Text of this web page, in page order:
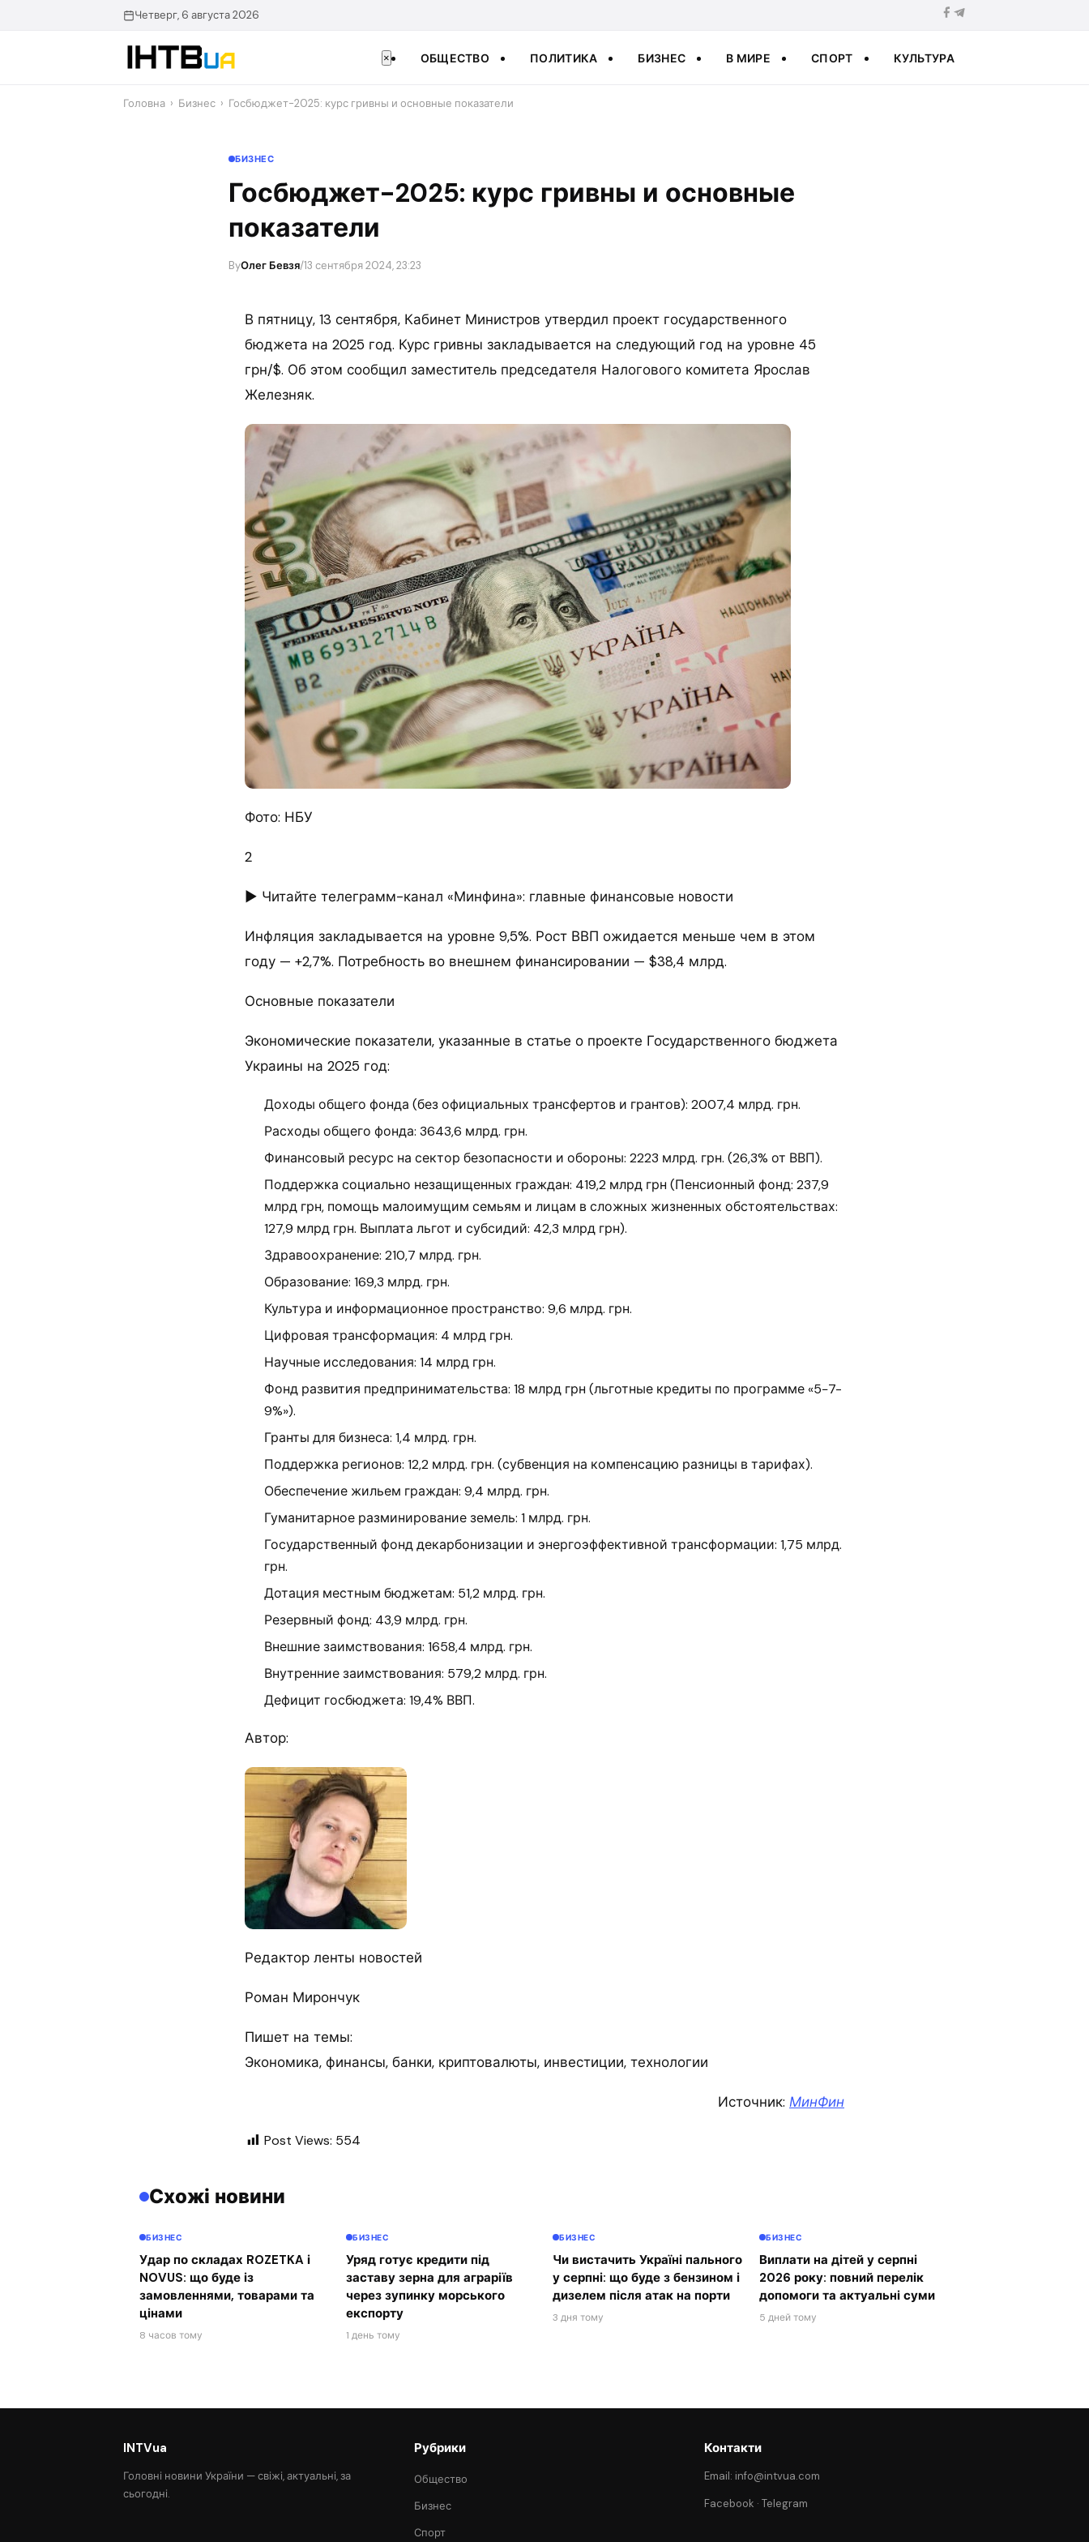
Четверг, 6 августа 2026
× ОБЩЕСТВО ПОЛИТИКА БИЗНЕС В МИРЕ СПОРТ КУЛЬТУРА
Головна › Бизнес › Госбюджет-2025: курс гривны и основные показатели
БИЗНЕС
Госбюджет-2025: курс гривны и основные
показатели
ByОлег Бевзя/13 сентября 2024, 23:23
В пятницу, 13 сентября, Кабинет Министров утвердил проект государственного
бюджета на 2025 год. Курс гривны закладывается на следующий год на уровне 45
грн/$. Об этом сообщил заместитель председателя Налогового комитета Ярослав
Железняк.
Фото: НБУ
2
► Читайте телеграмм-канал «Минфина»: главные финансовые новости
Инфляция закладывается на уровне 9,5%. Рост ВВП ожидается меньше чем в этом
году — +2,7%. Потребность во внешнем финансировании — $38,4 млрд.
Основные показатели
Экономические показатели, указанные в статье о проекте Государственного бюджета
Украины на 2025 год:
Доходы общего фонда (без официальных трансфертов и грантов): 2007,4 млрд. грн.
Расходы общего фонда: 3643,6 млрд. грн.
Финансовый ресурс на сектор безопасности и обороны: 2223 млрд. грн. (26,3% от ВВП).
Поддержка социально незащищенных граждан: 419,2 млрд грн (Пенсионный фонд: 237,9
млрд грн, помощь малоимущим семьям и лицам в сложных жизненных обстоятельствах:
127,9 млрд грн. Выплата льгот и субсидий: 42,3 млрд грн).
Здравоохранение: 210,7 млрд. грн.
Образование: 169,3 млрд. грн.
Культура и информационное пространство: 9,6 млрд. грн.
Цифровая трансформация: 4 млрд грн.
Научные исследования: 14 млрд грн.
Фонд развития предпринимательства: 18 млрд грн (льготные кредиты по программе «5−7-
9%»).
Гранты для бизнеса: 1,4 млрд. грн.
Поддержка регионов: 12,2 млрд. грн. (субвенция на компенсацию разницы в тарифах).
Обеспечение жильем граждан: 9,4 млрд. грн.
Гуманитарное разминирование земель: 1 млрд. грн.
Государственный фонд декарбонизации и энергоэффективной трансформации: 1,75 млрд.
грн.
Дотация местным бюджетам: 51,2 млрд. грн.
Резервный фонд: 43,9 млрд. грн.
Внешние заимствования: 1658,4 млрд. грн.
Внутренние заимствования: 579,2 млрд. грн.
Дефицит госбюджета: 19,4% ВВП.
Автор:
Редактор ленты новостей
Роман Мирончук
Пишет на темы:
Экономика, финансы, банки, криптовалюты, инвестиции, технологии
Источник: МинФин
Post Views: 554
Схожі новини
БИЗНЕС
Удар по складах ROZETKA і
NOVUS: що буде із
замовленнями, товарами та
цінами
8 часов тому
БИЗНЕС
Уряд готує кредити під
заставу зерна для аграріїв
через зупинку морського
експорту
1 день тому
БИЗНЕС
Чи вистачить Україні пального
у серпні: що буде з бензином і
дизелем після атак на порти
3 дня тому
БИЗНЕС
Виплати на дітей у серпні
2026 року: повний перелік
допомоги та актуальні суми
5 дней тому
INTVua
Головні новини України — свіжі, актуальні, за
сьогодні.
Рубрики
Общество
Бизнес
Спорт
Контакти
Email: info@intvua.com
Facebook ·Telegram